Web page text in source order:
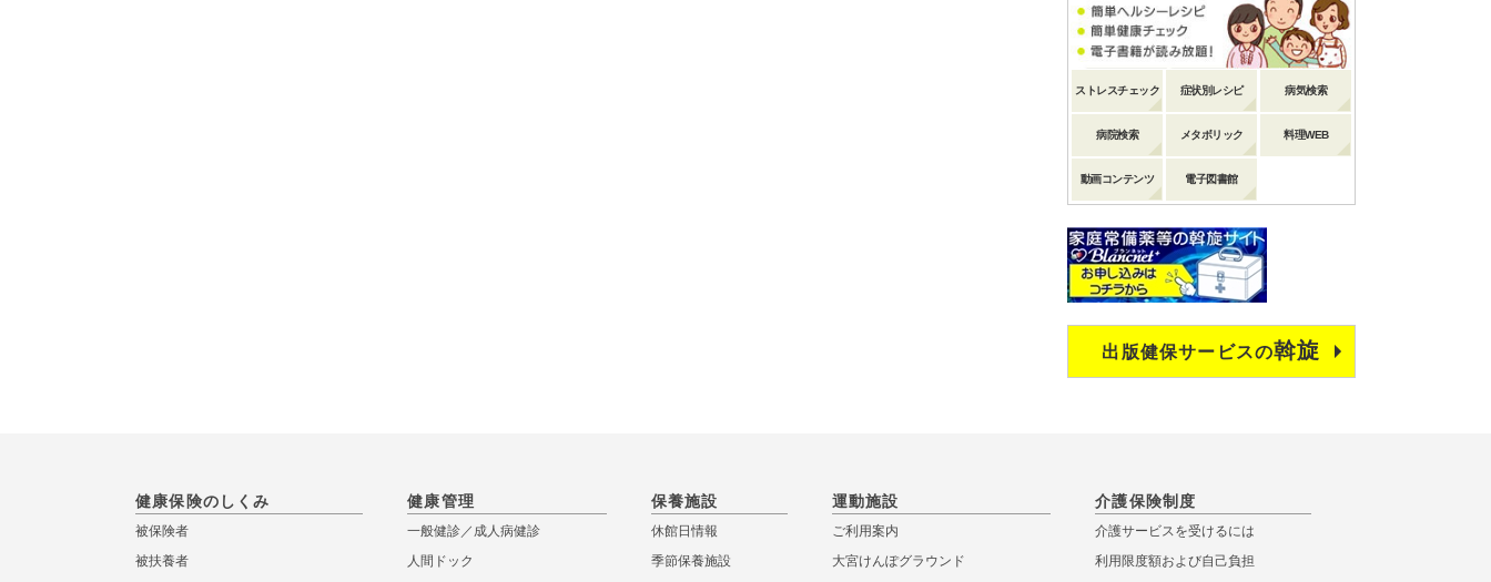
ストレスチェック 症状別レシピ 病気検索
病院検索 メタボリック 料理WEB
動画コンテンツ 電子図書館
出版健保サービスの斡旋
健康保険のしくみ
被保険者
被扶養者
健康管理
一般健診／成人病健診
人間ドック
保養施設
休館日情報
季節保養施設
運動施設
ご利用案内
大宮けんぽグラウンド
介護保険制度
介護サービスを受けるには
利用限度額および自己負担